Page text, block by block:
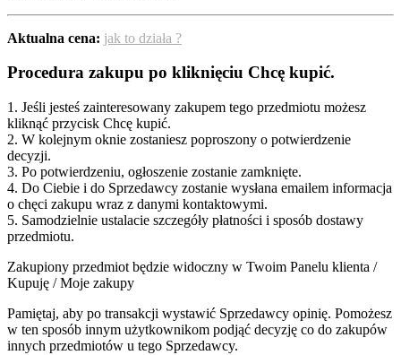
Aktualna cena: jak to działa ?
Procedura zakupu po kliknięciu Chcę kupić.
1. Jeśli jesteś zainteresowany zakupem tego przedmiotu możesz
kliknąć przycisk Chcę kupić.
2. W kolejnym oknie zostaniesz poproszony o potwierdzenie
decyzji.
3. Po potwierdzeniu, ogłoszenie zostanie zamknięte.
4. Do Ciebie i do Sprzedawcy zostanie wysłana emailem informacja
o chęci zakupu wraz z danymi kontaktowymi.
5. Samodzielnie ustalacie szczegóły płatności i sposób dostawy
przedmiotu.
Zakupiony przedmiot będzie widoczny w Twoim Panelu klienta /
Kupuję / Moje zakupy
Pamiętaj, aby po transakcji wystawić Sprzedawcy opinię. Pomożesz
w ten sposób innym użytkownikom podjąć decyzję co do zakupów
innych przedmiotów u tego Sprzedawcy.